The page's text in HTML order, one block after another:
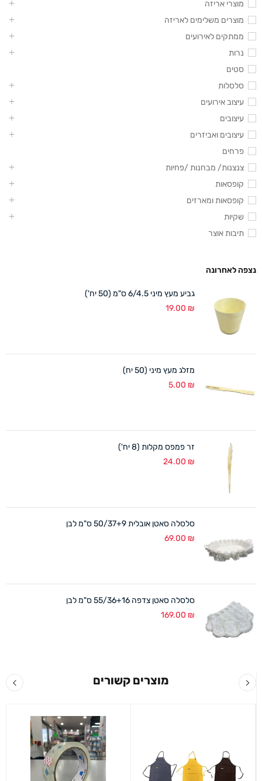
מוצרי אריזה
מוצרים משלימים לאריזה
ממתקים לאירועים
נרות
סטים
סלסלות
עיצוב אירועים
עיצובים
עיצובים ואביזרים
פרחים
צנצנות/ מבחנות /פחיות
קופסאות
קופסאות ומארזים
שקיות
תיבות אוצר
נצפה לאחרונה
גביע מעץ מיני 6/4.5 ס"מ (50 יח')
19.00 ₪
מזלג מעץ מיני (50 יח)
5.00 ₪
זר פמפס מקלות (8 יח')
24.00 ₪
סלסלה סאטן אובלית 50/37+9 ס"מ לבן
69.00 ₪
סלסלה סאטן צדפה 55/36+16 ס"מ לבן
169.00 ₪
מוצרים קשורים